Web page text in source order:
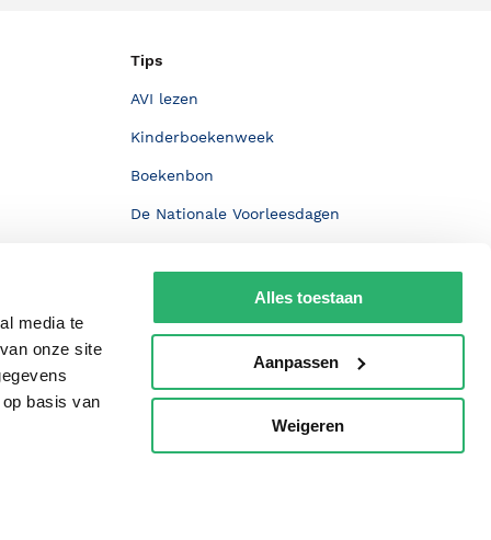
media te
onze site
basis van
Alles toestaan
Aanpassen
Weigeren
Tips
AVI lezen
Kinderboekenweek
Boekenbon
De Nationale Voorleesdagen
Wet op de Vaste Boekenprijs
Winacties